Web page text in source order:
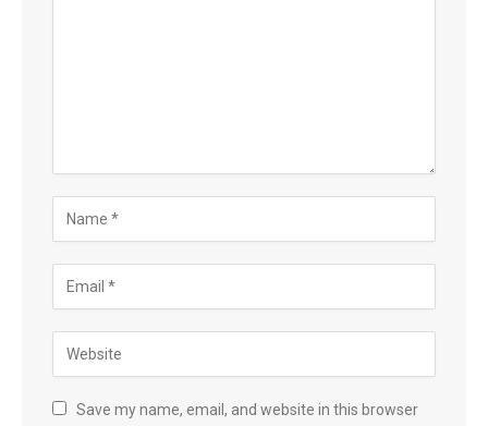
Save my name, email, and website in this browser